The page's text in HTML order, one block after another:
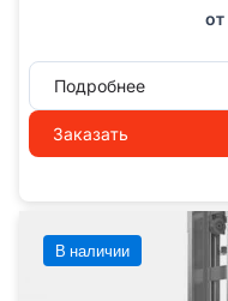
от
Подробнее
Заказать
В наличии